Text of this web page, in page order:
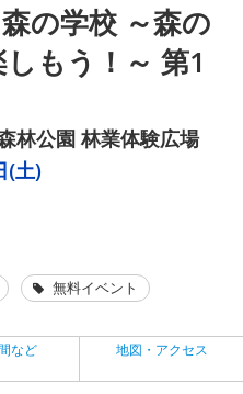
の学校 ～森の
もう！～ 第1
林公園 林業体験広場
(土)
無料イベント
など 地図・アクセス